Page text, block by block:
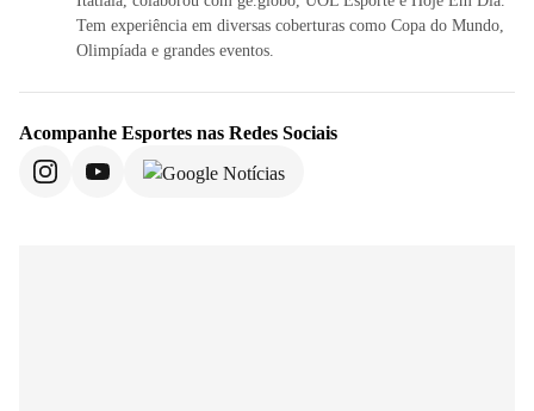
Tem experiência em diversas coberturas como Copa do Mundo,
Olimpíada e grandes eventos.
Acompanhe Esportes nas Redes Sociais